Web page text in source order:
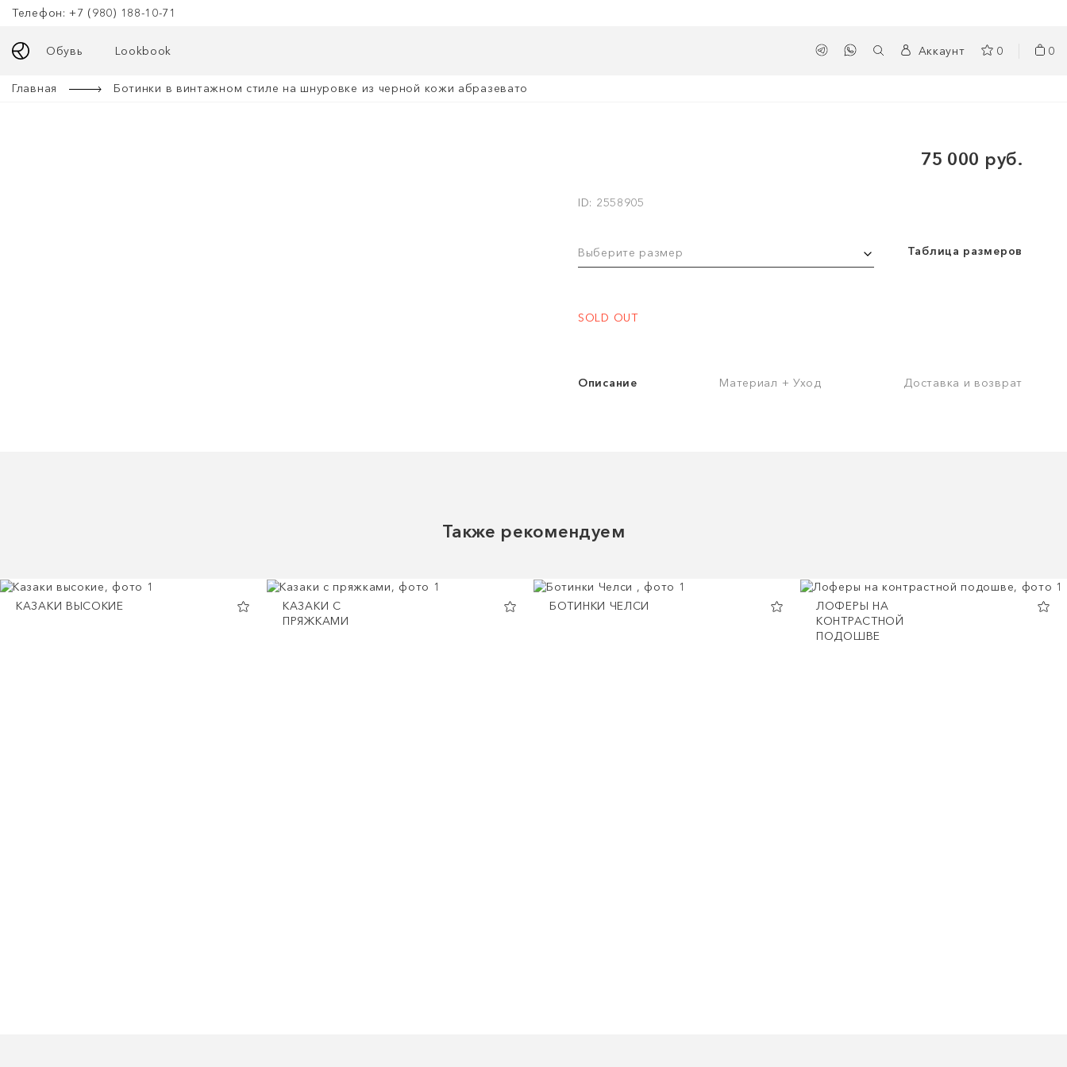
Телефон: +7 (980) 188-10-71
Обувь Lookbook Аккаунт 0 0
Главная Ботинки в винтажном стиле на шнуровке из черной кожи абразевато
75 000 руб.
ID: 2558905
Выберите размер Таблица размеров
SOLD OUT
Описание Материал + Уход Доставка и возврат
Также рекомендуем
КАЗАКИ ВЫСОКИЕ
КАЗАКИ С
ПРЯЖКАМИ
БОТИНКИ ЧЕЛСИ
ЛОФЕРЫ НА
КОНТРАСТНОЙ
ПОДОШВЕ